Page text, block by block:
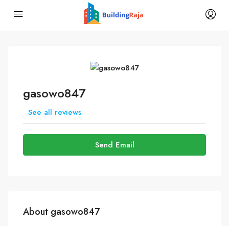
gasowo847
See all reviews
Send Email
About gasowo847